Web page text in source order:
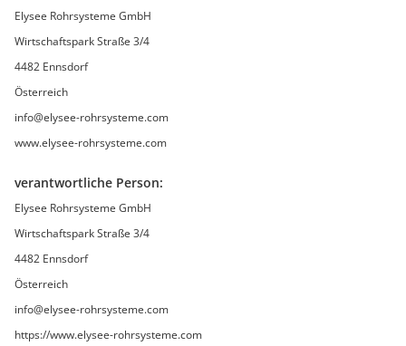
Elysee Rohrsysteme GmbH
Wirtschaftspark Straße 3/4
4482 Ennsdorf
Österreich
info@elysee-rohrsysteme.com
www.elysee-rohrsysteme.com
verantwortliche Person:
Elysee Rohrsysteme GmbH
Wirtschaftspark Straße 3/4
4482 Ennsdorf
Österreich
info@elysee-rohrsysteme.com
https://www.elysee-rohrsysteme.com